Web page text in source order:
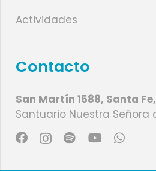
Actividades
Contacto
San Martín 1588, Santa
Santuario Nuestra Señora